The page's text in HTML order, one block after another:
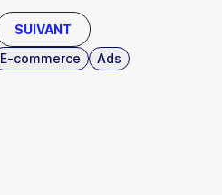
SUIVANT
E-commerce Ads